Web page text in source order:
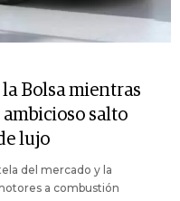
Bolsa mientras
salto
lujo
del mercado y la
a combustión